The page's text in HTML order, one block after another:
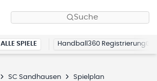
Suche
ALLE SPIELE Handball360 Registrierung
SC Sandhausen Spielplan